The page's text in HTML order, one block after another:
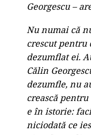
Georgescu –
Nu numai că
crescut pentru
dezumflat ei.
Călin
dezumfle, nu
crească pentru
e în istorie:
niciodată ce